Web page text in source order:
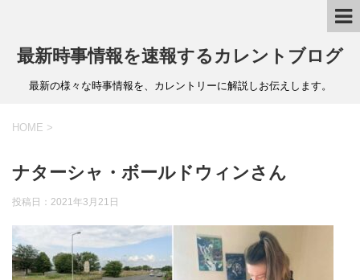
最新時事情報を速報するカレントブログ
最新の様々な時事情報を、カレントリーに解説しお伝えします。
HOME >
ナターシャ・ボールドウィンさん
投稿日： 2021年3月21日